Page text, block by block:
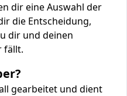
dir eine Auswahl der
die Entscheidung,
dir und deinen
fällt.
gearbeitet und dient